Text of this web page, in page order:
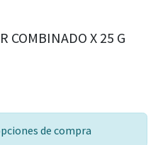
COMBINADO X 25 G
de compra